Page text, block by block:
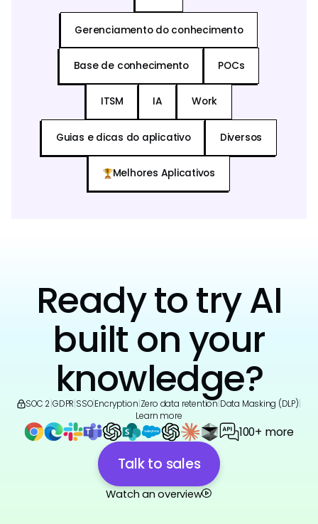
Gerenciamento do conhecimento
Base de conhecimento POCs
ITSM IA Work
Guias e dicas do aplicativo Diversos
Melhores Aplicativos
Ready to try AI
built on your
knowledge?
SOC 2 GDPR SSO|Encryption Zero data retention Data Masking (DLP)
Learn more
100+ more
Talk to sales
Watch an overview